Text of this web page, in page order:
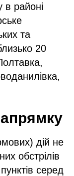
в районі
та
20
дій не
обстрілів
серед